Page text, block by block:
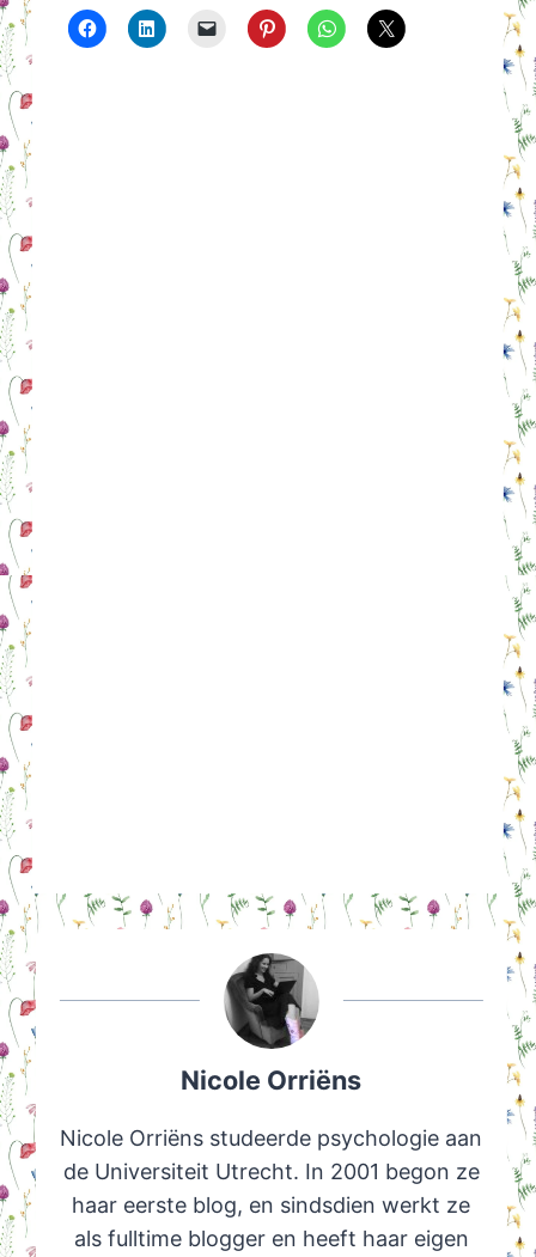
Nicole Orriëns
Nicole Orriëns studeerde psychologie aan
de Universiteit Utrecht. In 2001 begon ze
haar eerste blog, en sindsdien werkt ze
als fulltime blogger en heeft haar eigen